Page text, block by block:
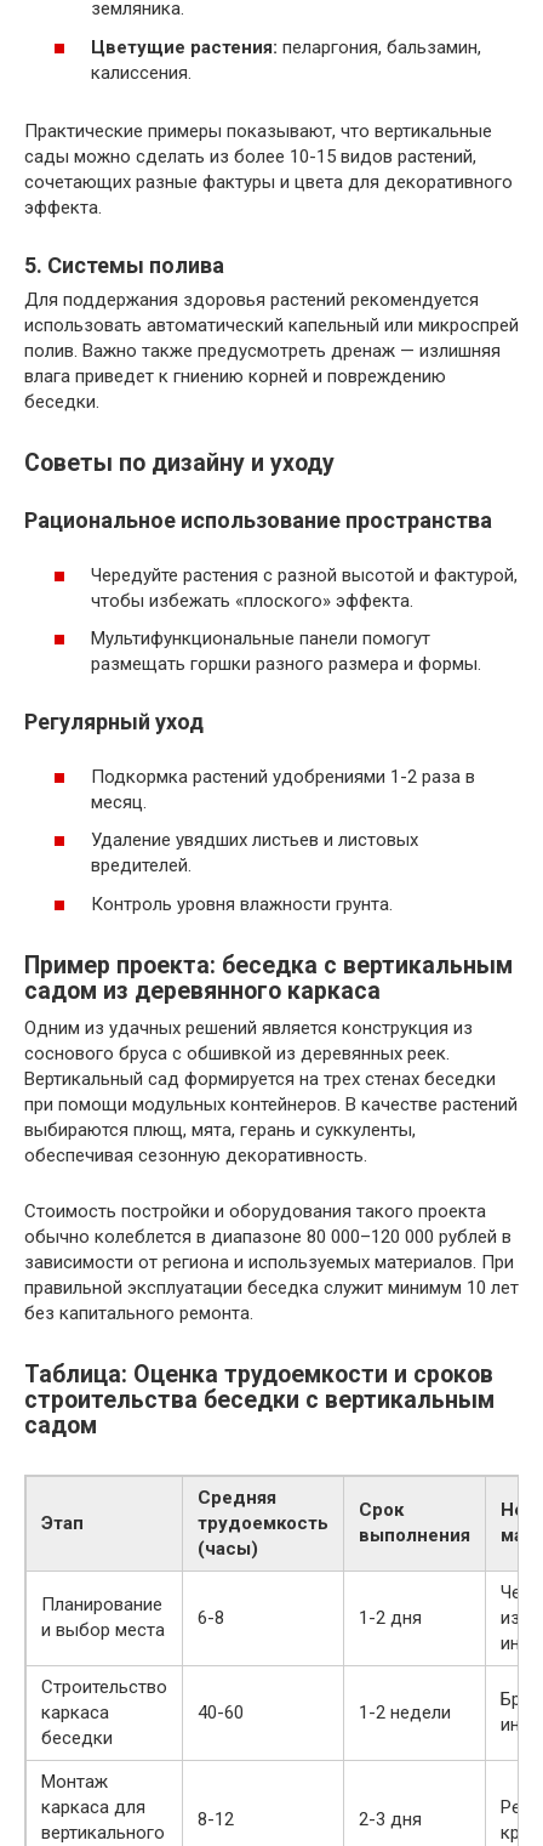
земляника.
Цветущие растения: пеларгония, бальзамин,
калиссения.
Практические примеры показывают, что вертикальные
сады можно сделать из более 10-15 видов растений,
сочетающих разные фактуры и цвета для декоративного
эффекта.
5. Системы полива
Для поддержания здоровья растений рекомендуется
использовать автоматический капельный или микроспрей
полив. Важно также предусмотреть дренаж — излишняя
влага приведет к гниению корней и повреждению
беседки.
Советы по дизайну и уходу
Рациональное использование пространства
Чередуйте растения с разной высотой и фактурой,
чтобы избежать «плоского» эффекта.
Мультифункциональные панели помогут
размещать горшки разного размера и формы.
Регулярный уход
Подкормка растений удобрениями 1-2 раза в
месяц.
Удаление увядших листьев и листовых
вредителей.
Контроль уровня влажности грунта.
Пример проекта: беседка с вертикальным
садом из деревянного каркаса
Одним из удачных решений является конструкция из
соснового бруса с обшивкой из деревянных реек.
Вертикальный сад формируется на трех стенах беседки
при помощи модульных контейнеров. В качестве растений
выбираются плющ, мята, герань и суккуленты,
обеспечивая сезонную декоративность.
Стоимость постройки и оборудования такого проекта
обычно колеблется в диапазоне 80 000–120 000 рублей в
зависимости от региона и используемых материалов. При
правильной эксплуатации беседка служит минимум 10 лет
без капитального ремонта.
Таблица: Оценка трудоемкости и сроков
строительства беседки с вертикальным
садом
Этап
Средняя
трудоемкость
(часы)
Срок
выполнения
Планирование
и выбор места
6-8 1-2 дня
Строительство
каркаса
беседки
40-60 1-2 недели
Монтаж
каркаса для
вертикального
8-12 2-3 дня